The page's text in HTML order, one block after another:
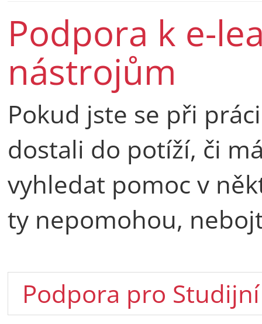
Podpora k e-
nástrojům
Pokud jste se při
dostali do potíží, či
vyhledat pomoc v
ty nepomohou,
Podpora pro